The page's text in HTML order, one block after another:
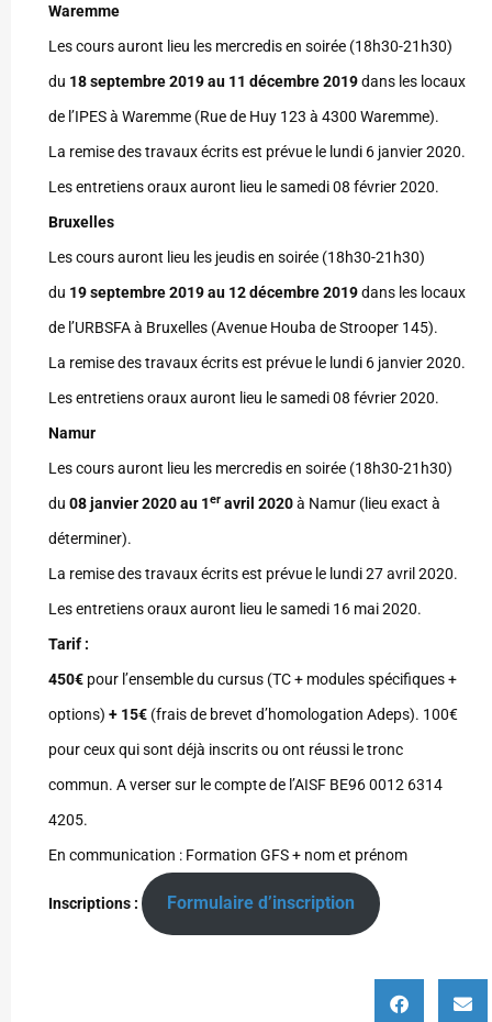
Waremme
Les cours auront lieu les mercredis en soirée (18h30-21h30)
du 18 septembre 2019 au 11 décembre 2019dans les locaux
de l’IPES à Waremme (Rue de Huy 123 à 4300 Waremme).
La remise des travaux écrits est prévue le lundi 6 janvier 2020.
Les entretiens oraux auront lieu le samedi 08 février 2020.
Bruxelles
Les cours auront lieu les jeudis en soirée (18h30-21h30)
du 19 septembre 2019 au 12 décembre 2019dans les locaux
de l’URBSFA à Bruxelles (Avenue Houba de Strooper 145).
La remise des travaux écrits est prévue le lundi 6 janvier 2020.
Les entretiens oraux auront lieu le samedi 08 février 2020.
Namur
Les cours auront lieu les mercredis en soirée (18h30-21h30)
du 08 janvier 2020 au 1er avril 2020à Namur (lieu exact à
déterminer).
La remise des travaux écrits est prévue le lundi 27 avril 2020.
Les entretiens oraux auront lieu le samedi 16 mai 2020.
Tarif :
450€ pour l’ensemble du cursus (TC + modules spécifiques +
options) + 15€ (frais de brevet d’homologation Adeps). 100€
pour ceux qui sont déjà inscrits ou ont réussi le tronc
commun. A verser sur le compte de l’AISF BE96 0012 6314
4205.
En communication : Formation GFS + nom et prénom
Inscriptions : Formulaire d’inscription